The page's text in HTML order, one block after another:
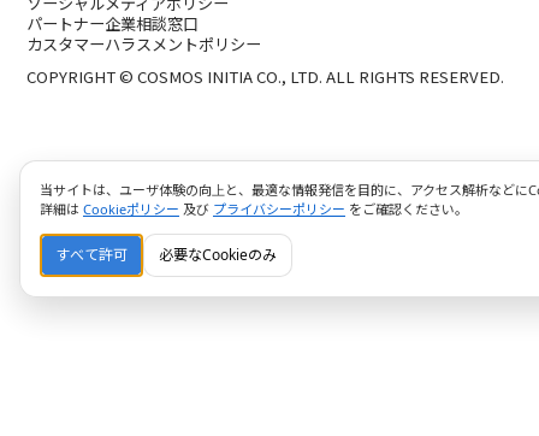
パートナー企業相談窓口
カスタマーハラスメントポリシー
COPYRIGHT © COSMOS INITIA CO., LTD. ALL RIGHTS RESERVED.
当サイトは、ユーザ体験の向上と、最適な情報発信を目的に、アクセス解析などに
詳細は Cookieポリシー 及び プライバシーポリシー をご確認ください。
すべて許可 必要なCookieのみ